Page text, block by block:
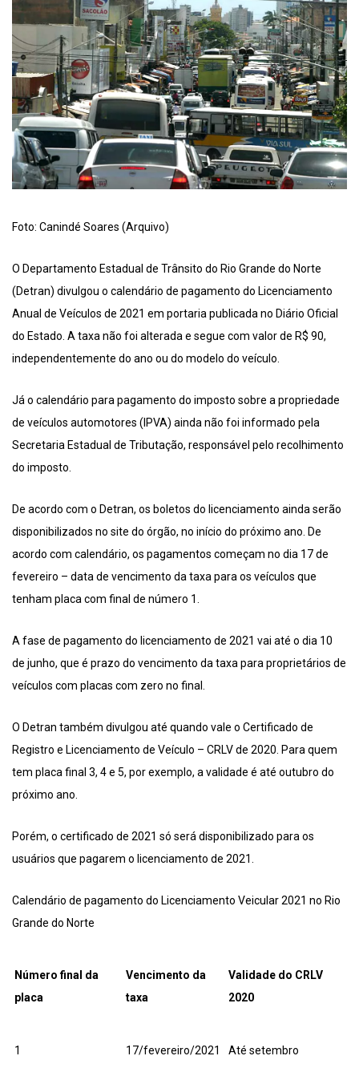
Foto: Canindé Soares (Arquivo)
O Departamento Estadual de Trânsito do Rio Grande do Norte
(Detran) divulgou o calendário de pagamento do Licenciamento
Anual de Veículos de 2021 em portaria publicada no Diário Oficial
do Estado. A taxa não foi alterada e segue com valor de R$ 90,
independentemente do ano ou do modelo do veículo.
Já o calendário para pagamento do imposto sobre a propriedade
de veículos automotores (IPVA) ainda não foi informado pela
Secretaria Estadual de Tributação, responsável pelo recolhimento
do imposto.
De acordo com o Detran, os boletos do licenciamento ainda serão
disponibilizados no site do órgão, no início do próximo ano. De
acordo com calendário, os pagamentos começam no dia 17 de
fevereiro – data de vencimento da taxa para os veículos que
tenham placa com final de número 1.
A fase de pagamento do licenciamento de 2021 vai até o dia 10
de junho, que é prazo do vencimento da taxa para proprietários de
veículos com placas com zero no final.
O Detran também divulgou até quando vale o Certificado de
Registro e Licenciamento de Veículo – CRLV de 2020. Para quem
tem placa final 3, 4 e 5, por exemplo, a validade é até outubro do
próximo ano.
Porém, o certificado de 2021 só será disponibilizado para os
usuários que pagarem o licenciamento de 2021.
Calendário de pagamento do Licenciamento Veicular 2021 no Rio
Grande do Norte
Número final da
placa
Vencimento da
taxa
Validade do CRLV
2020
1 17/fevereiro/2021 Até setembro